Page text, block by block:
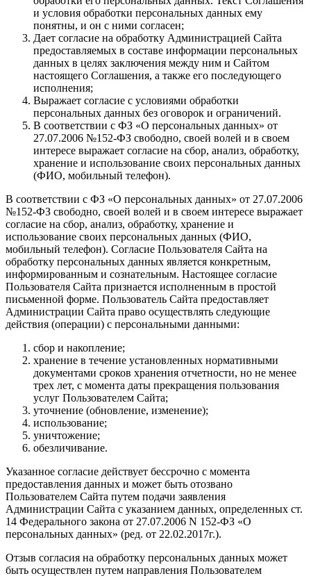
и условия обработки персональных данных ему
понятны, и он с ними согласен;
Дает согласие на обработку Администрацией Сайта
предоставляемых в составе информации персональных
данных в целях заключения между ним и Сайтом
настоящего Соглашения, а также его последующего
исполнения;
Выражает согласие с условиями обработки
персональных данных без оговорок и ограничений.
В соответствии с ФЗ «О персональных данных» от
27.07.2006 №152-ФЗ свободно, своей волей и в своем
интересе выражает согласие на сбор, анализ, обработку,
хранение и использование своих персональных данных
(ФИО, мобильный телефон).
В соответствии с ФЗ «О персональных данных» от 27.07.2006
№152-ФЗ свободно, своей волей и в своем интересе выражает
согласие на сбор, анализ, обработку, хранение и
использование своих персональных данных (ФИО,
мобильный телефон). Согласие Пользователя Сайта на
обработку персональных данных является конкретным,
информированным и сознательным. Настоящее согласие
Пользователя Сайта признается исполненным в простой
письменной форме. Пользователь Сайта предоставляет
Администрации Сайта право осуществлять следующие
действия (операции) с персональными данными:
сбор и накопление;
хранение в течение установленных нормативными
документами сроков хранения отчетности, но не менее
трех лет, с момента даты прекращения пользования
услуг Пользователем Сайта;
уточнение (обновление, изменение);
использование;
уничтожение;
обезличивание.
Указанное согласие действует бессрочно с момента
предоставления данных и может быть отозвано
Пользователем Сайта путем подачи заявления
Администрации Сайта с указанием данных, определенных ст.
14 Федерального закона от 27.07.2006 N 152-ФЗ «О
персональных данных» (ред. от 22.02.2017г.).
Отзыв согласия на обработку персональных данных может
быть осуществлен путем направления Пользователем